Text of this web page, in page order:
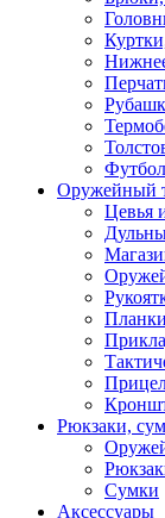
Оружейный
Цевья
Планки
Рюкзаки,
Сумки
Аксессуары